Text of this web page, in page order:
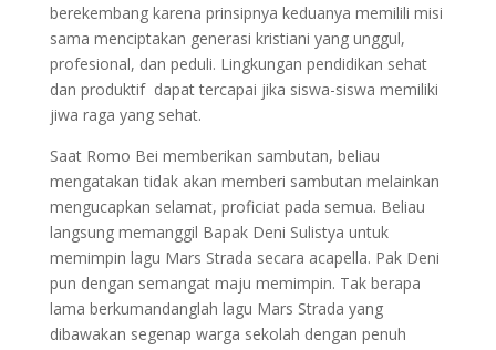
berekembang karena prinsipnya keduanya memilili misi
sama menciptakan generasi kristiani yang unggul,
profesional, dan peduli. Lingkungan pendidikan sehat
dan produktif dapat tercapai jika siswa-siswa memiliki
jiwa raga yang sehat.
Saat Romo Bei memberikan sambutan, beliau
mengatakan tidak akan memberi sambutan melainkan
mengucapkan selamat, proficiat pada semua. Beliau
langsung memanggil Bapak Deni Sulistya untuk
memimpin lagu Mars Strada secara acapella. Pak Deni
pun dengan semangat maju memimpin. Tak berapa
lama berkumandanglah lagu Mars Strada yang
dibawakan segenap warga sekolah dengan penuh